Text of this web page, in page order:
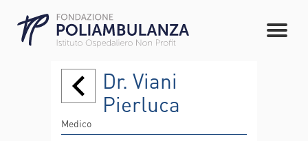
Dr. Viani
Pierluca
Medico